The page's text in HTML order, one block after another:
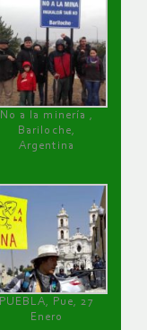
No a la minería ,
Bariloche,
Argentina
PUEBLA, Pue, 27
Enero